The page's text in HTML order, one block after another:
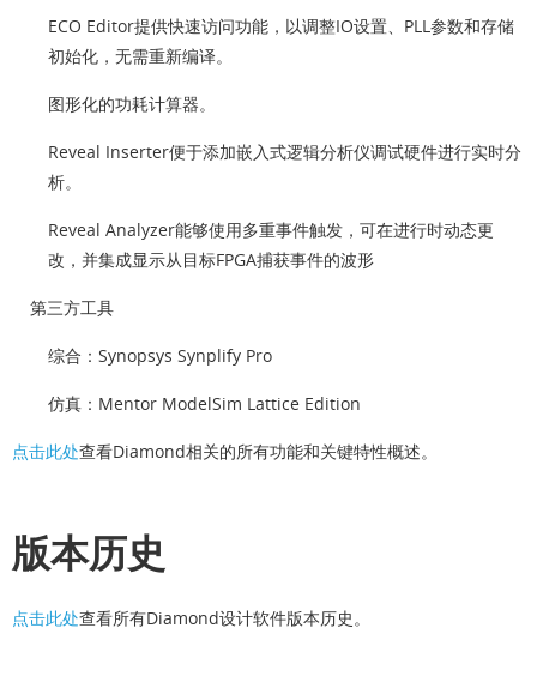
ECO Editor提供快速访问功能，以调整IO设置、PLL参数和存储
初始化，无需重新编译。
图形化的功耗计算器。
Reveal Inserter便于添加嵌入式逻辑分析仪调试硬件进行实时分
析。
Reveal Analyzer能够使用多重事件触发，可在进行时动态更
改，并集成显示从目标FPGA捕获事件的波形
第三方工具
综合：Synopsys Synplify Pro
仿真：Mentor ModelSim Lattice Edition
点击此处查看Diamond相关的所有功能和关键特性概述。
版本历史
点击此处查看所有Diamond设计软件版本历史。